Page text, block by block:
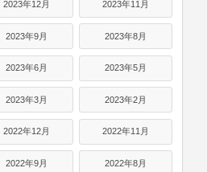
2023年12月 2023年11月
2023年9月 2023年8月
2023年6月 2023年5月
2023年3月 2023年2月
2022年12月 2022年11月
2022年9月 2022年8月